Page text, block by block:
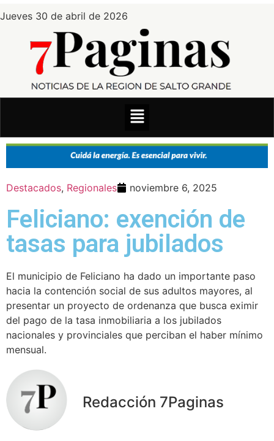
Jueves 30 de abril de 2026
Destacados, Regionales noviembre 6, 2025
Feliciano: exención de
tasas para jubilados
El municipio de Feliciano ha dado un importante paso
hacia la contención social de sus adultos mayores, al
presentar un proyecto de ordenanza que busca eximir
del pago de la tasa inmobiliaria a los jubilados
nacionales y provinciales que perciban el haber mínimo
mensual.
Redacción 7Paginas